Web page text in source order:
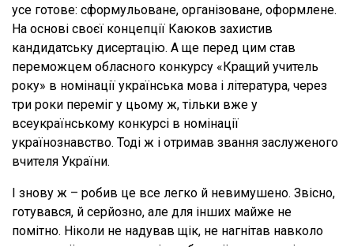
усе готове: сформульоване, організоване, оформлене.
На основі своєї концепції Каюков захистив
кандидатську дисертацію. А ще перед цим став
переможцем обласного конкурсу «Кращий учитель
року» в номінації українська мова і література, через
три роки переміг у цьому ж, тільки вже у
всеукраїнському конкурсі в номінації
українознавство. Тоді ж і отримав звання заслуженого
вчителя України.
І знову ж – робив це все легко й невимушено. Звісно,
готувався, й серйозно, але для інших майже не
помітно. Ніколи не надував щік, не нагнітав навколо